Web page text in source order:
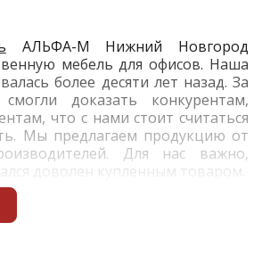
АЛЬФА-М Нижний Новгород
мебель для офисов. Наша
более десяти лет назад. За
доказать конкурентам,
что с нами стоит считаться
Мы предлагаем продукцию от
Для нас важно,
доволен купленным товаром.